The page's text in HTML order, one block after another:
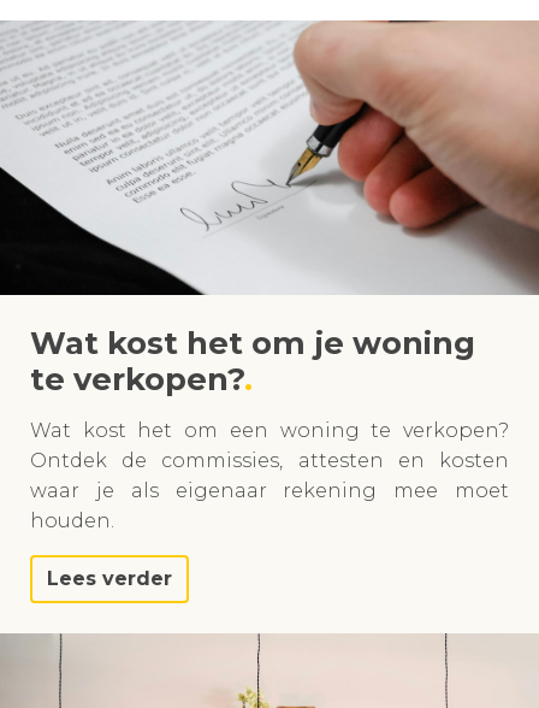
Wat kost het om je woning
te verkopen?
Wat kost het om een woning te verkopen?
Ontdek de commissies, attesten en kosten
waar je als eigenaar rekening mee moet
houden.
Lees verder